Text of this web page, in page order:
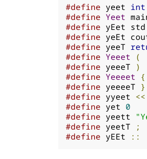
#define yeet int
#define Yeet
#define
#define
#define yeeT
#define Yeeet
(
#define yeeeT
)
#define Yeeeet {
#define yeeeeT }
#define yyeet <<
#define yet 0
#define yeett
#define yeetT
;
#define yEEt ::